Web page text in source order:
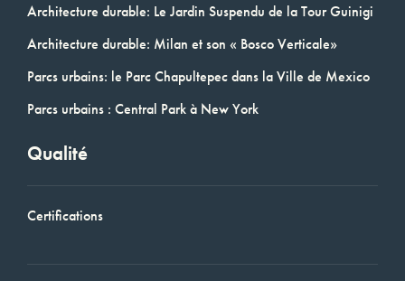
Architecture durable: Le Jardin Suspendu de la Tour Guinigi
Architecture durable: Milan et son « Bosco Verticale»
Parcs urbains: le Parc Chapultepec dans la Ville de Mexico
Parcs urbains : Central Park à New York
Qualité
Certifications